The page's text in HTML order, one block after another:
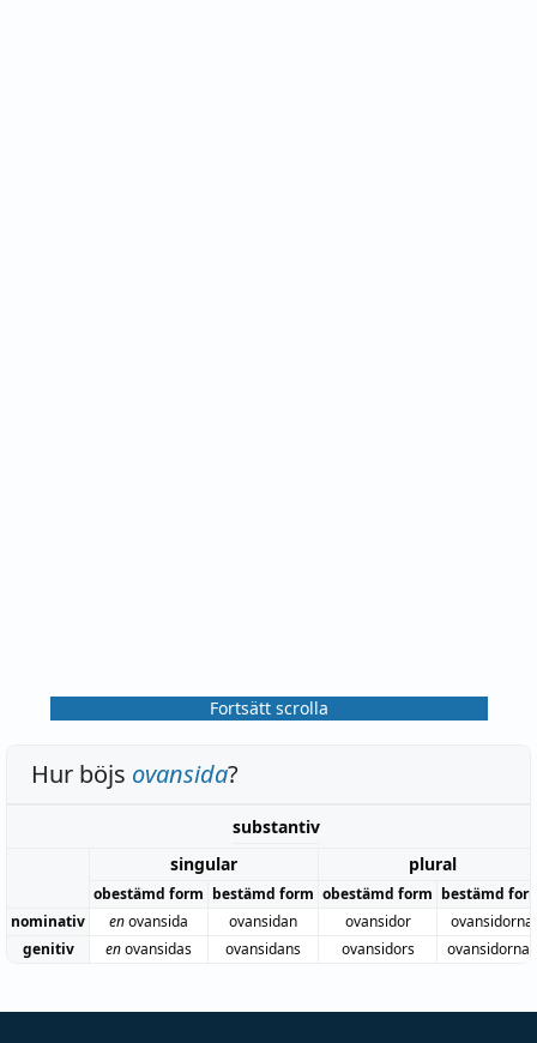
Fortsätt scrolla
Hur böjs ovansida?
substantiv
singular
plural
obestämd form bestämd form obestämd form bestämd
nominativ
enovansida ovansidan ovansidor
ovansidorna
genitiv
enovansidas ovansidans ovansidors ovansidornas